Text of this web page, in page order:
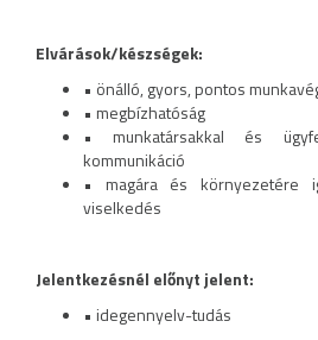
Elvárások/készségek:
• önálló, gyors, pontos
• megbízhatóság
• munkatársakkal és
kommunikáció
• magára és környezetére
viselkedés
Jelentkezésnél előnyt jelent:
• idegennyelv-tudás